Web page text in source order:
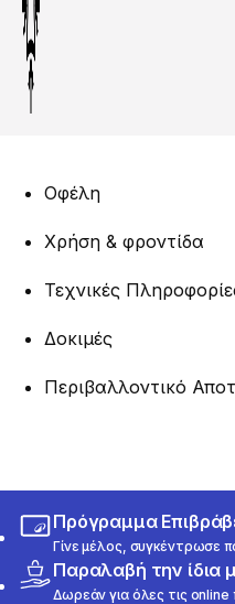
Οφέλη
Χρήση & φροντίδα
Τεχνικές
Δοκιμές
Περιβαλλοντικό
Πρόγραμμα
Γίνε μέλος, συγκέντρωσε
Παραλαβή την ίδια
Δωρεάν για όλες τις online